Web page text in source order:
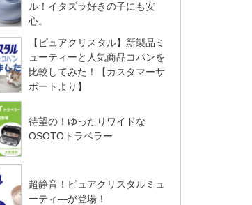
ル！イタズラ好きの子にも安
心。
【ピュアクリスタル】新製品ミ
ューティーと人気商品コパンを
比較してみた！【カスタマーサ
ポートより】
待望の！ゆったりワイドな
OSOTOトラベラー
超静音！ピュアクリスタルミュ
ーティ―が登場！